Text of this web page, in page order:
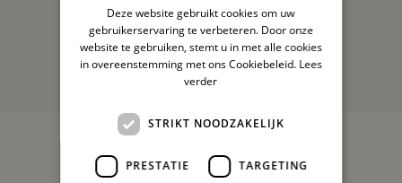
Bekijk meer reviews
4,9
Deze website gebruikt cookies om uw
gebruikerservaring te verbeteren. Door onze
website te gebruiken, stemt u in met alle cookies
in overeenstemming met ons Cookiebeleid. Lees
verder
STRIKT NOODZAKELIJK
PRESTATIE TARGETING